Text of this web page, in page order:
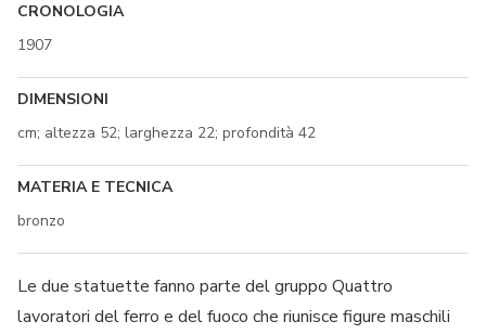
CRONOLOGIA
1907
DIMENSIONI
cm; altezza 52; larghezza 22; profondità 42
MATERIA E TECNICA
bronzo
Le due statuette fanno parte del gruppo Quattro
lavoratori del ferro e del fuoco che riunisce figure maschili